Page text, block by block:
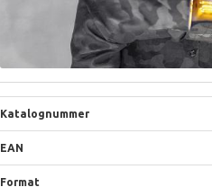
Katalognummer
EAN
Format